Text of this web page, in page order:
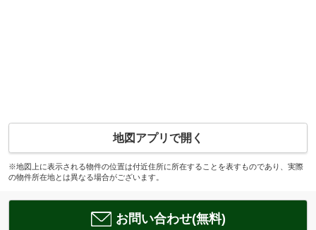
地図アプリで開く
※地図上に表示される物件の位置は付近住所に所在することを表すものであり、実際
の物件所在地とは異なる場合がございます。
お問い合わせ(無料)